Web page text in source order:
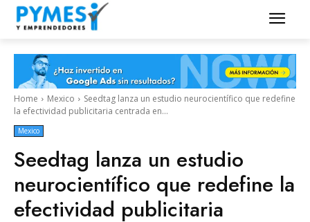
Home Mexico
Seedtag lanza un estudio neurocientífico que redefine
la efectividad publicitaria centrada en...
Mexico
Seedtag lanza un estudio
neurocientífico que redefine la
efectividad publicitaria